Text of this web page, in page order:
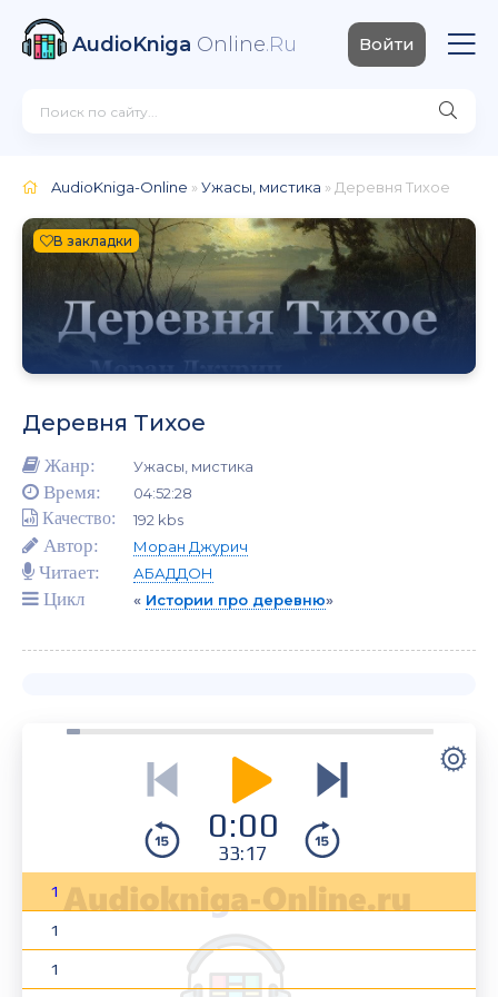
AudioKniga Online.Ru Войти
AudioKniga-Online »Ужасы, мистика » Деревня Тихое
В закладки
Деревня Тихое
Жанр: Ужасы, мистика
Время: 04:52:28
Качество: 192 kbs
Автор: Моран Джурич
Читает: АБАДДОН
Цикл « Истории про деревню»
0:00
33:17
1
1
1